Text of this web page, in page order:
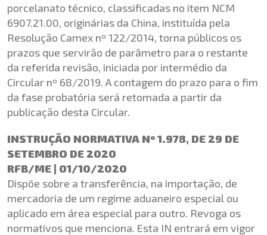
porcelanato técnico, classificadas no item NCM
6907.21.00, originárias da China, instituída pela
Resolução Camex nº 122/2014, torna públicos os
prazos que servirão de parâmetro para o restante
da referida revisão, iniciada por intermédio da
Circular nº 68/2019. A contagem do prazo para o fim
da fase probatória será retomada a partir da
publicação desta Circular.
INSTRUÇÃO NORMATIVA Nº 1.978, DE 29 DE
SETEMBRO DE 2020
RFB/ME | 01/10/2020
Dispõe sobre a transferência, na importação, de
mercadoria de um regime aduaneiro especial ou
aplicado em área especial para outro. Revoga os
normativos que menciona. Esta IN entrará em vigor